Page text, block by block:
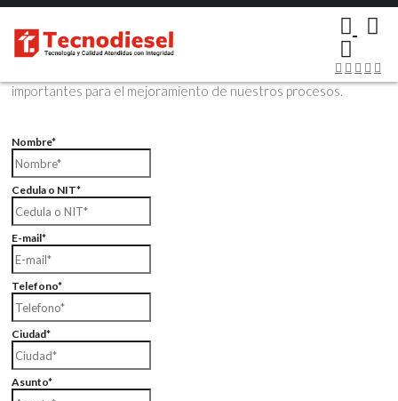
Contáctenos Vía Email
Envíenos sus datos con sus comentarios, sus opiniones son muy
importantes para el mejoramiento de nuestros procesos.
Nombre*
Cedula o NIT*
E-mail*
Telefono*
Ciudad*
Asunto*